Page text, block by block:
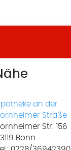
an der
Straße
Str. 156
Bonn